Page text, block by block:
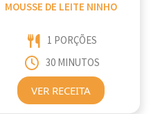
MOUSSE DE LEITE NINHO
1 PORÇÕES
30 MINUTOS
VER RECEITA